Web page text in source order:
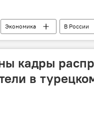
Экономика В России
энергетика
кадры
в